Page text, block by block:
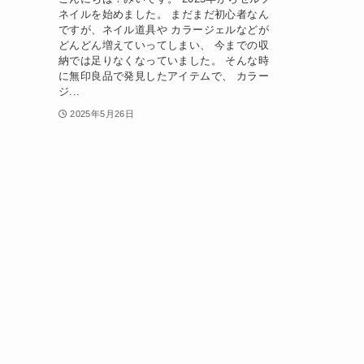
ネイルを始めました。 まだまだ初心者なん
ですが、ネイル道具や カラージェルなどが
どんどん増えていってしまい、 今までの収
納では足りなくなっていました。 そんな時
に無印良品で発見したアイテムで、 カラー
ジ...
2025年5月26日